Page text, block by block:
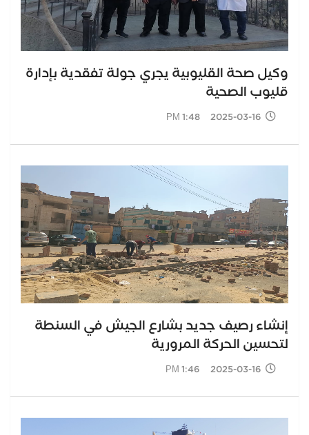
وكيل صحة القليوبية يجري جولة تفقدية بإدارة
قليوب الصحية
2025-03-16 1:48 PM
إنشاء رصيف جديد بشارع الجيش في السنطة
لتحسين الحركة المرورية
2025-03-16 1:46 PM